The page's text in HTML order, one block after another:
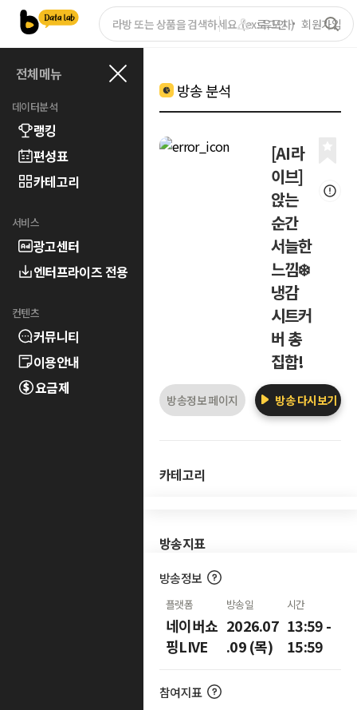
로그인 회원가입
전체메뉴
데이터분석
랭킹
편성표
카테고리
서비스
광고센터
엔터프라이즈 전용
컨텐츠
커뮤니티
이용안내
요금제
방송 분석
[AI라
이브]
앉는
순간
서늘한
느낌❄️
냉감
시트커
버 총
집합!
방송정보 페이지 방송 다시보기
카테고리
방송지표
방송정보
플랫폼
네이버쇼
핑LIVE
방송일
2026.07
.09 (목)
시간
13:59 -
15:59
참여지표